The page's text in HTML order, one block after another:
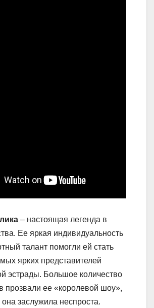
– настоящая легенда в
Ее яркая индивидуальность
талант помогли ей стать
ярких представителей
эстрады. Большое количество
прозвали ее «королевой шоу»,
она заслужила неспроста.